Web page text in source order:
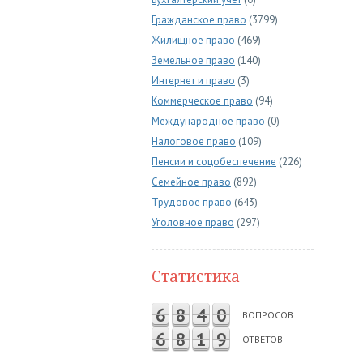
Гражданское право (3799)
Жилищное право (469)
Земельное право (140)
Интернет и право (3)
Коммерческое право (94)
Международное право (0)
Налоговое право (109)
Пенсии и соцобеспечение (226)
Семейное право (892)
Трудовое право (643)
Уголовное право (297)
Статистика
6 8 4 0 ВОПРОСОВ
6 8 1 9 ОТВЕТОВ